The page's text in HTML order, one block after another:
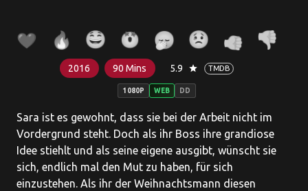
2016 90 Mins 5.9 star TMDB
1080P WEB DD
Sara ist es gewohnt, dass sie bei der Arbeit nicht im
Vordergrund steht. Doch als ihr Boss ihre grandiose
Idee stiehlt und als seine eigene ausgibt, wünscht sie
sich, endlich mal den Mut zu haben, für sich
einzustehen. Als ihr der Weihnachtsmann diesen